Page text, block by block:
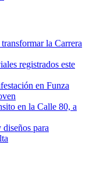
la Carrera
registrados este
en Funza
en la Calle 80, a
para